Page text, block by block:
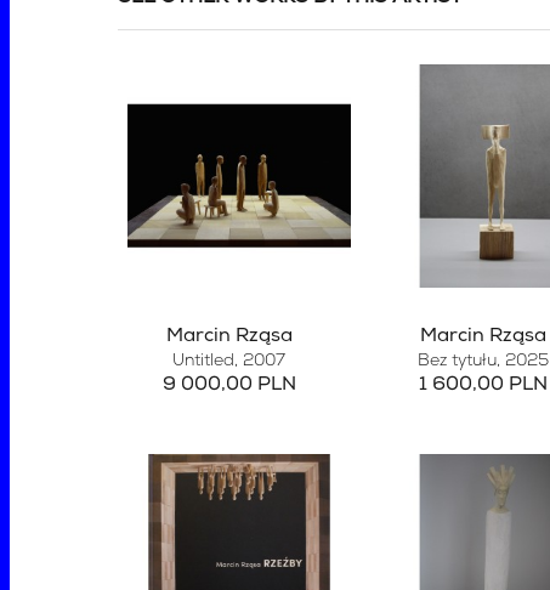
Marcin Rząsa
Untitled , 2007
9 000,00 PLN
Marcin Rząsa
Bez tytułu, 2025
1 600,00 PLN